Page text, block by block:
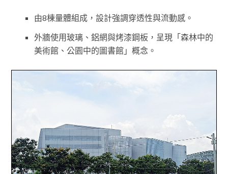
由8棟量體組成，設計強調穿透性與流動感。
外牆使用玻璃、鋁網與烤漆鋼板，呈現「森林中的
美術館、公園中的圖書館」概念。